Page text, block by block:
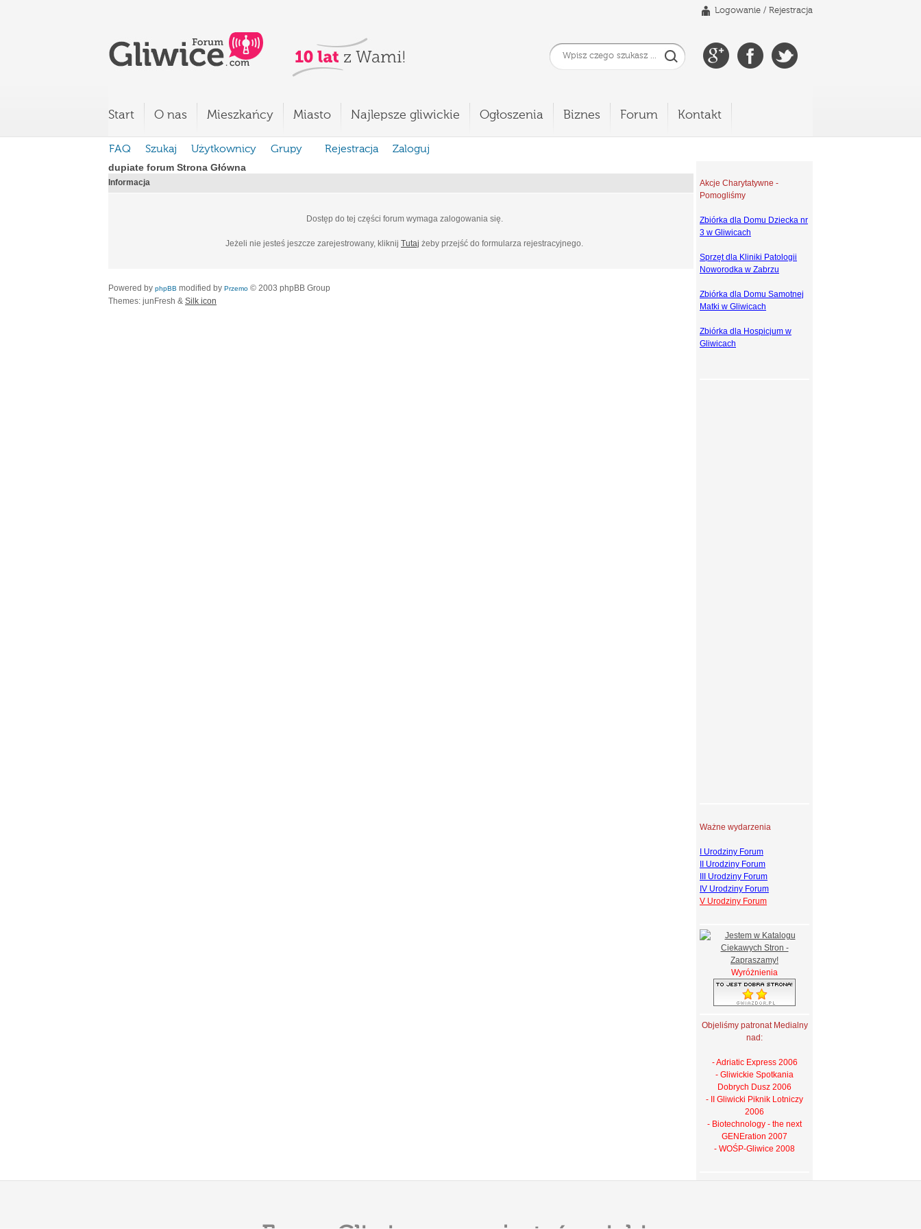
Logowanie / Rejestracja
Start O nas Mieszkańcy Miasto Najlepsze gliwickie Ogłoszenia Biznes Forum Kontakt
FAQ Szukaj Użytkownicy Grupy Rejestracja
Zaloguj
dupiate forum Strona Główna
Informacja
Dostęp do tej części forum wymaga zalogowania się.
Jeżeli nie jesteś jeszcze zarejestrowany, kliknij Tutaj żeby przejść do formularza rejestracyjnego.
Powered by phpBB modified by Przemo © 2003 phpBB Group
Themes: junFresh & Silk icon
Akcje Charytatywne -
Pomogliśmy
Zbiórka dla Domu Dziecka nr
3 w Gliwicach
Sprzęt dla Kliniki Patologii
Noworodka w Zabrzu
Zbiórka dla Domu Samotnej
Matki w Gliwicach
Zbiórka dla Hospicjum w
Gliwicach
Ważne wydarzenia
I Urodziny Forum
II Urodziny Forum
III Urodziny Forum
IV Urodziny Forum
V Urodziny Forum
Wyróżnienia
Objeliśmy patronat Medialny
nad:
- Adriatic Express 2006
- Gliwickie Spotkania
Dobrych Dusz 2006
- II Gliwicki Piknik Lotniczy
2006
- Biotechnology - the next
GENEration 2007
- WOŚP-Gliwice 2008